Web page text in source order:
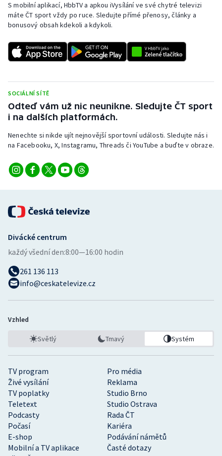
S mobilní aplikací, HbbTV a apkou iVysílání ve své chytré televizi
máte ČT sport vždy po ruce. Sledujte přímé přenosy, články a
bonusový obsah kdekoli a kdykoli.
SOCIÁLNÍ SÍTĚ
Odteď vám už nic neunikne. Sledujte ČT sport
i na dalších platformách.
Nenechte si nikde ujít nejnovější sportovní události. Sledujte nás i
na Facebooku, X, Instagramu, Threads či YouTube a buďte v obraze.
TV program
Pro média
Živé vysílání
Reklama
TV poplatky
Studio Brno
Teletext
Studio Ostrava
Podcasty
Rada ČT
Počasí
Kariéra
E-shop
Podávání námětů
Mobilní a TV aplikace
Časté dotazy
Divácké centrum
každý všední den:8:00—16:00 hodin
261 136 113
info@ceskatelevize.cz
Vzhled
Světlý Tmavý Systém